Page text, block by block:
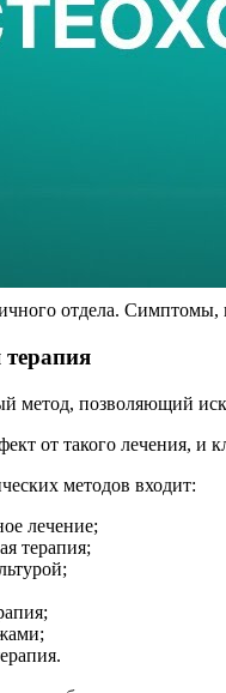
отдела. Симптомы,
терапия
метод, позволяющий
от такого лечения, и
методов входит:
лечение;
терапия;